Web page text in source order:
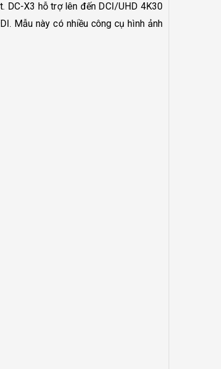
DC-X3 hỗ trợ lên đến DCI/UHD 4K30
Mẫu này có nhiều công cụ hình ảnh